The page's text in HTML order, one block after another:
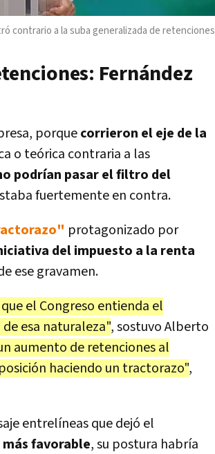
contrario a la suba generalizada de retenciones
Fernández
porquecorrieron el eje de la
o teórica contraria a las
podrían pasar el filtro del
fuertemente en contra.
protagonizado por
del impuesto a la renta
ese gravamen.
el Congreso entienda el
esa naturaleza", sostuvo Alberto
aumento de retenciones al
haciendo un tractorazo",
entrelíneas que dejó el
favorable, su postura habría